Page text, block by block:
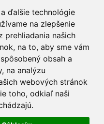
ďalšie technológie
na zlepšenie
prehliadania našich
na to, aby sme vám
obsah a
na analýzu
webových stránok
toho, odkiaľ naši